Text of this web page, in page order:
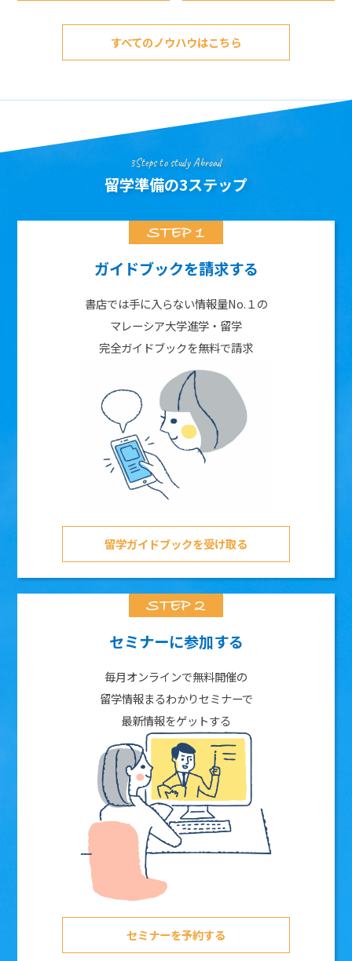
すべてのノウハウはこちら
3Steps to study Abroad
留学準備の3ステップ
ガイドブックを請求する
書店では手に入らない情報量No.１の
マレーシア大学進学・留学
完全ガイドブックを無料で請求
留学ガイドブックを受け取る
セミナーに参加する
毎月オンラインで無料開催の
留学情報まるわかりセミナーで
最新情報をゲットする
セミナーを予約する